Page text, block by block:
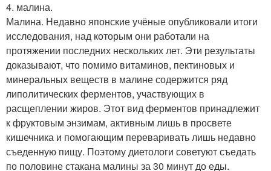
4. малина.
Малина. Недавно японские учёные опубликовали итоги
исследования, над которым они работали на
протяжении последних нескольких лет. Эти результаты
доказывают, что помимо витаминов, пектиновых и
минеральных веществ в малине содержится ряд
липолитических ферментов, участвующих в
расщеплении жиров. Этот вид ферментов принадлежит
к фруктовым энзимам, активным лишь в просвете
кишечника и помогающим переваривать лишь недавно
съеденную пищу. Поэтому диетологи советуют съедать
по половине стакана малины за 30 минут до еды.